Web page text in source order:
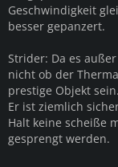
Geschwindigkeit
besser gepanzert.
Strider: Da es
nicht ob der
prestige Objekt
Er ist ziemlich
Halt keine scheiße
gesprengt werden.